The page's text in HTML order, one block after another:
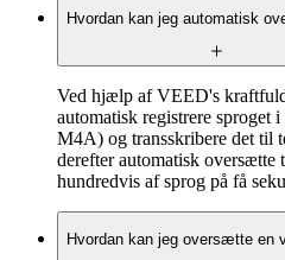
Hvordan kan jeg automatisk
Ved hjælp af VEED's
automatisk registrere sproget
M4A) og transskribere det til
derefter automatisk oversætte
hundredvis af sprog på få
Hvordan kan jeg oversætte en